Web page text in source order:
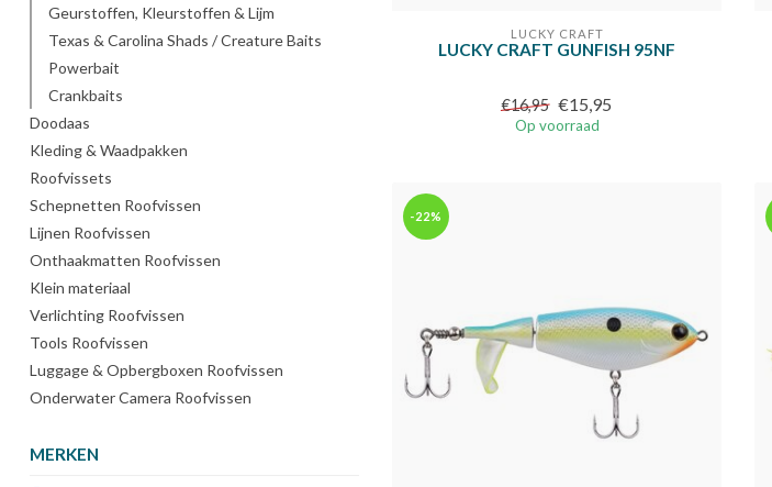
Geurstoffen, Kleurstoffen & Lijm
Texas & Carolina Shads / Creature Baits
Powerbait
Crankbaits
Doodaas
Kleding & Waadpakken
Roofvissets
Schepnetten Roofvissen
Lijnen Roofvissen
Onthaakmatten Roofvissen
Klein materiaal
Verlichting Roofvissen
Tools Roofvissen
Luggage & Opbergboxen Roofvissen
Onderwater Camera Roofvissen
MERKEN
LUCKY CRAFT
LUCKY CRAFT GUNFISH 95NF
€16,95 €15,95
Op voorraad
-22%